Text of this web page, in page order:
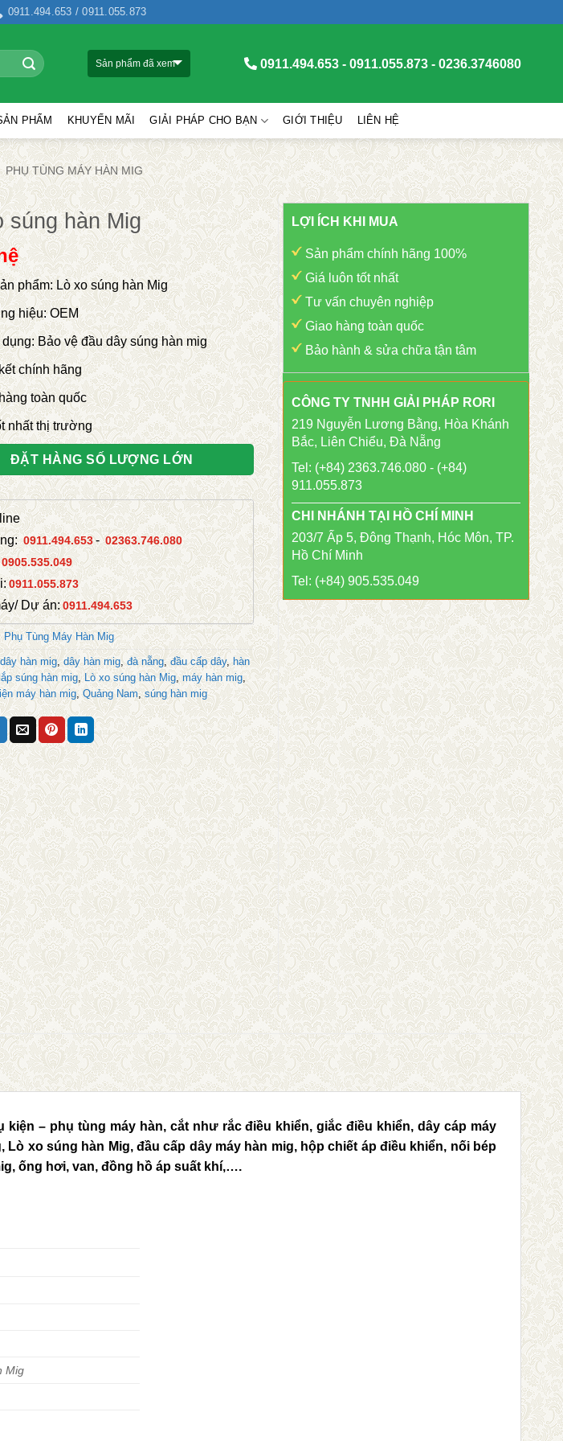
0911.494.653 / 0911.055.873
Sản phẩm đã xem 0911.494.653 - 0911.055.873 - 0236.3746080
PHẨM KHUYẾN MÃI GIẢI PHÁP CHO BẠN GIỚI THIỆU LIÊN HỆ
PHỤ TÙNG MÁY HÀN MIG
súng hàn Mig
phẩm: Lò xo súng hàn Mig
hiệu: OEM
Bảo vệ đầu dây súng hàn mig
chính hãng
toàn quốc
nhất thị trường
ĐẶT HÀNG SỐ LƯỢNG LỚN
0911.494.653-02363.746.080
0905.535.049
0911.055.873
Dự án:0911.494.653
Phụ Tùng Máy Hàn Mig
hàn mig,dây hàn mig,đà nẵng,đầu cấp dây,hàn
súng hàn mig,Lò xo súng hàn Mig,máy hàn mig,
máy hàn mig,Quảng Nam,súng hàn mig
LỢI ÍCH KHI MUA
Sản phẩm chính hãng 100%
Giá luôn tốt nhất
Tư vấn chuyên nghiệp
Giao hàng toàn quốc
Bảo hành & sửa chữa tận tâm
CÔNG TY TNHH GIẢI PHÁP RORI
219 Nguyễn Lương Bằng, Hòa Khánh
Bắc, Liên Chiểu, Đà Nẵng
Tel: (+84) 2363.746.080 - (+84)
911.055.873
CHI NHÁNH TẠI HỒ CHÍ MINH
203/7 Ấp 5, Đông Thạnh, Hóc Môn, TP.
Hồ Chí Minh
Tel: (+84) 905.535.049
– phụ tùng máy hàn, cắt như rắc điều khiển, giắc điều khiển, dây cáp máy
xo súng hàn Mig, đầu cấp dây máy hàn mig, hộp chiết áp điều khiển, nối bép
ống hơi, van, đồng hồ áp suất khí,….
Mig